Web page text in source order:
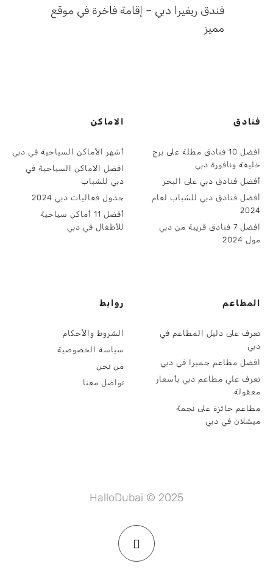
فندق ريفيرا دبي – إقامة فاخرة في موقع
مميز
فنادق
افضل 10 فنادق مطلة على برج
خليفة ونافورة دبي
أفضل فنادق دبي على البحر
أفضل فنادق دبي للشباب لعام
2024
افضل 7 فنادق قريبة من دبي
مول 2024
الاماكن
أشهر الأماكن السياحية في دبي
افضل الاماكن السياحية في
دبي للشباب
جدول فعاليات دبي 2024
أفضل 11 أماكن سياحية
للأطفال في دبي
المطاعم
تعرف على دليل المطاعم في
دبي
افضل مطاعم جميرا في دبي
تعرف علي مطاعم دبي بأسعار
معقولة
مطاعم حائزة على نجمة
ميشلان في دبي
روابط
الشروط والأحكام
سياسة الخصوصية
من نحن
تواصل معنا
HalloDubai © 2025